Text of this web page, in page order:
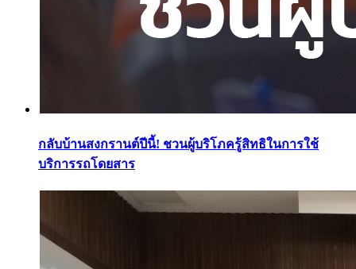
กลับบ้านสงกรานต์ปีนี้! ชวนผู้บริโภครู้สิทธิในการใช้
บริการรถโดยสาร